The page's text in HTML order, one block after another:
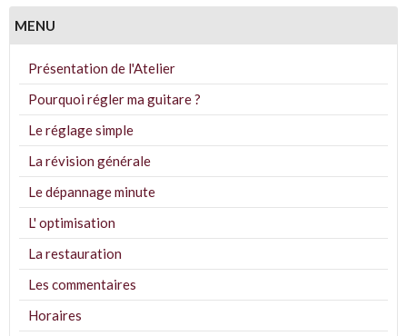
MENU
Présentation de l'Atelier
Pourquoi régler ma guitare ?
Le réglage simple
La révision générale
Le dépannage minute
L' optimisation
La restauration
Les commentaires
Horaires